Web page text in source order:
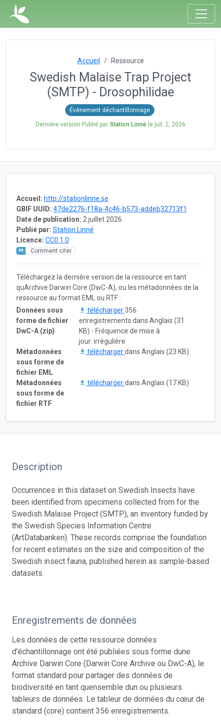
Accueil Ressource
Swedish Malaise Trap Project
(SMTP) - Drosophilidae
Événement déchantillonnage
Dernière version Publié par Station Linné le juil. 2, 2026
Accueil: http://stationlinne.se
GBIF UUID: 47de2276-f18a-4c46-b573-addeb32713f1
Date de publication: 2 juillet 2026
Publié par: Station Linné
Licence: CC0 1.0
Comment citer
Téléchargez la dernière version de la ressource en tant
quArchive Darwin Core (DwC-A), ou les métadonnées de la
ressource au format EML ou RTF :
Données sous
forme de fichier
DwC-A (zip)
télécharger356
enregistrements dans Anglais (31
KB) - Fréquence de mise à
jour: irrègulière
Métadonnées
sous forme de
fichier EML
téléchargerdans Anglais (23 KB)
Métadonnées
sous forme de
fichier RTF
téléchargerdans Anglais (17 KB)
Description
Occurrences in this dataset on Swedish Insects have
been identified from specimens collected from for the
Swedish Malaise Project (SMTP), an inventory funded by
the Swedish Species Information Centre
(ArtDatabanken). These records comprise the foundation
for recent estimates on the size and composition of the
Swedish insect fauna, published herein as sample-based
datasets.
Enregistrements de données
Les données de cette ressource données
d'échantillonnage ont été publiées sous forme dune
Archive Darwin Core (Darwin Core Archive ou DwC-A), le
format standard pour partager des données de
biodiversité en tant quensemble dun ou plusieurs
tableurs de données. Le tableur de données du cœur de
standard (core) contient 356 enregistrements.